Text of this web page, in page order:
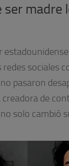
ser madre
sociales
pasaron
creadora de
solo cambió